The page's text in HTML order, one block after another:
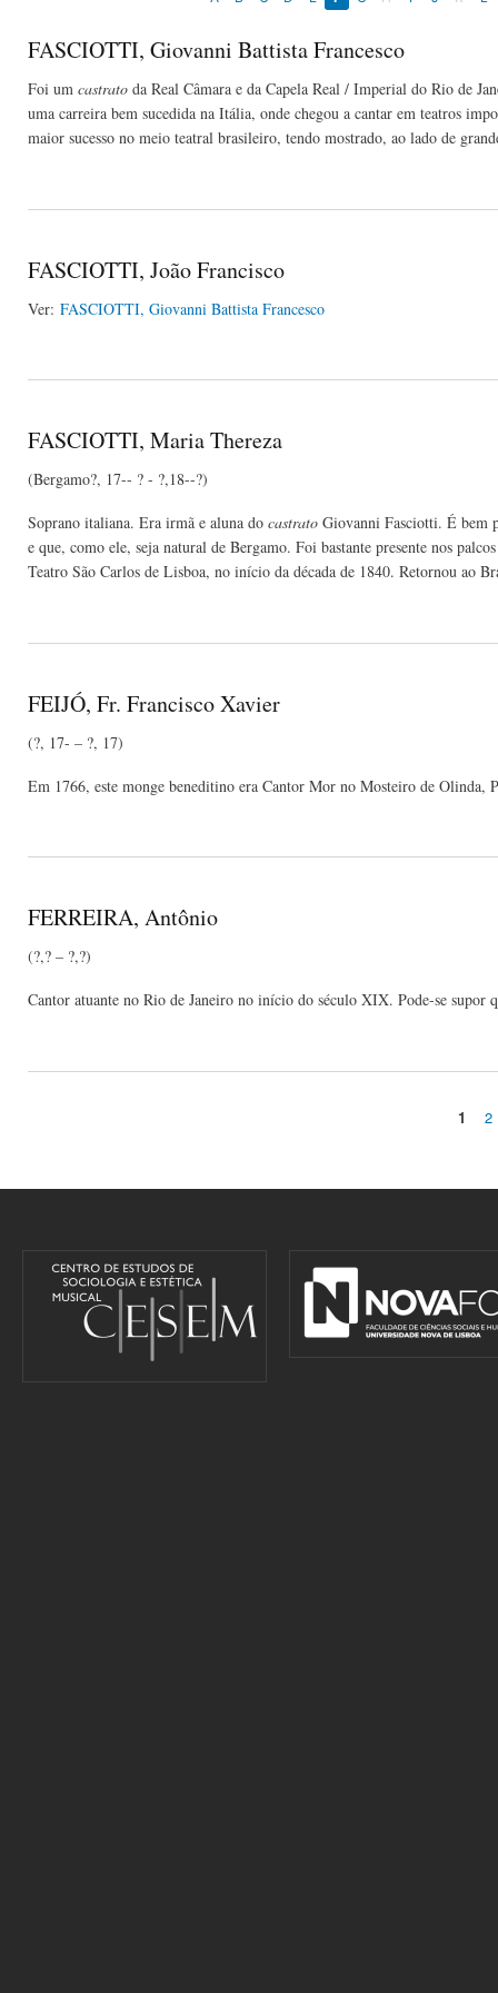
FASCIOTTI, Giovanni Battista Francesco
Foi um castrato da Real Câmara e da Capela Real / Imperial do Rio de
uma carreira bem sucedida na Itália, onde chegou a cantar em teatros
maior sucesso no meio teatral brasileiro, tendo mostrado, ao lado de
FASCIOTTI, João Francisco
Ver: FASCIOTTI, Giovanni Battista Francesco
FASCIOTTI, Maria Thereza
(Bergamo?, 17-- ? - ?,18--?)
Soprano italiana. Era irmã e aluna do castrato Giovanni Fasciotti. É bem
e que, como ele, seja natural de Bergamo. Foi bastante presente nos
Teatro São Carlos de Lisboa, no início da década de 1840. Retornou ao
FEIJÓ, Fr. Francisco Xavier
(?, 17- – ?, 17)
Em 1766, este monge beneditino era Cantor Mor no Mosteiro de Olinda,
FERREIRA, Antônio
(?,? – ?,?)
Cantor atuante no Rio de Janeiro no início do século XIX. Pode-se supor
1 2